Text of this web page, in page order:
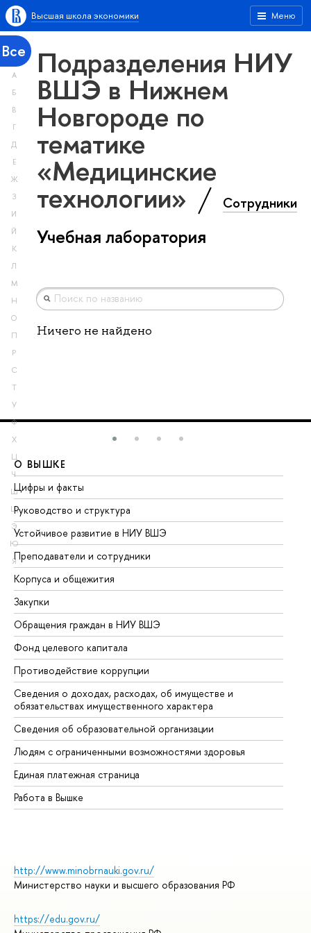
Меню
Высшая школа экономики
Все
А
Б
В
Г
Д
Е
Ж
З
И
Й
К
Л
М
Н
О
П
Р
С
Т
У
Ф
Х
Ц
Ч
Ш
Щ
Э
Ю
Я
Подразделения НИУ
ВШЭ в Нижнем
Новгороде по
тематике
«Медицинские
технологии» Сотрудники
Учебная лаборатория
Ничего не найдено
О ВЫШКЕ
Цифры и факты
Руководство и структура
Устойчивое развитие в НИУ ВШЭ
Преподаватели и сотрудники
Корпуса и общежития
Закупки
Обращения граждан в НИУ ВШЭ
Фонд целевого капитала
Противодействие коррупции
Сведения о доходах, расходах, об имуществе и
обязательствах имущественного характера
Сведения об образовательной организации
Людям с ограниченными возможностями здоровья
Единая платежная страница
Работа в Вышке
http://www.minobrnauki.gov.ru/
Министерство науки и высшего образования РФ
https://edu.gov.ru/